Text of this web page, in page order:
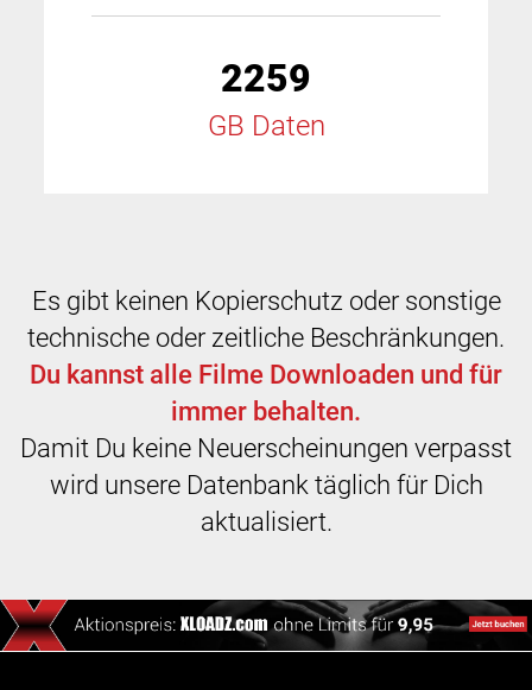
2259
GB Daten
Es gibt keinen Kopierschutz oder sonstige
technische oder zeitliche Beschränkungen.
Du kannst alle Filme Downloaden und für
immer behalten.
Damit Du keine Neuerscheinungen verpasst
wird unsere Datenbank täglich für Dich
aktualisiert.